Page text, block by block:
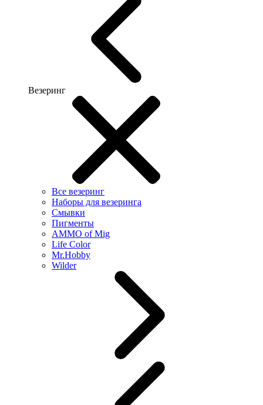
Везеринг
Все везеринг
Наборы для везеринга
Смывки
Пигменты
AMMO of Mig
Life Color
Mr.Hobby
Wilder